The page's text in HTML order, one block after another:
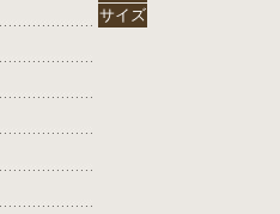
サイズ